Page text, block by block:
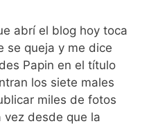
abrí el blog hoy toca
se queja y me dice
Papin en el título
los siete males
miles de fotos
vez desde que la